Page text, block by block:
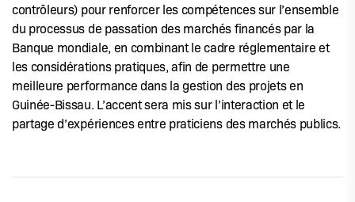
contrôleurs) pour renforcer les compétences sur l’ensemble
du processus de passation des marchés financés par la
Banque mondiale, en combinant le cadre réglementaire et
les considérations pratiques, afin de permettre une
meilleure performance dans la gestion des projets en
Guinée-Bissau. L’accent sera mis sur l’interaction et le
partage d’expériences entre praticiens des marchés publics.